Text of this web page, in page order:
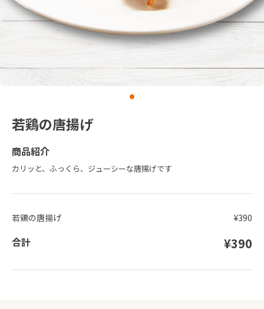
若鶏の唐揚げ
商品紹介
カリッと、ふっくら、ジューシーな唐揚げです
若鶏の唐揚げ ¥390
合計 ¥390